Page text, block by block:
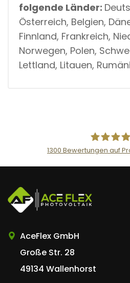
folgende Länder:
Österreich, Belgien,
Finnland, Frankreich,
Norwegen, Polen,
Lettland, Litauen,
AceFlex
1300 Bewertungen auf
AceFlex GmbH
Große Str. 28
49134 Wallenhorst